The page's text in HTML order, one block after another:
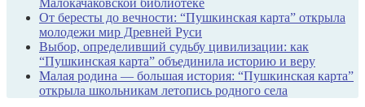
От бересты до вечности: “Пушкинская карта” открыла
молодежи мир Древней Руси
Выбор, определивший судьбу цивилизации: как
“Пушкинская карта” объединила историю и веру
Малая родина — большая история: “Пушкинская карта”
открыла школьникам летопись родного села